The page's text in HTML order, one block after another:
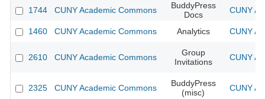
1744 CUNY Academic Commons
BuddyPress
Docs
CUNY
1460 CUNY Academic Commons Analytics CUNY
2610 CUNY Academic Commons
Group
Invitations
CUNY
2325 CUNY Academic Commons
BuddyPress
(misc)
CUNY